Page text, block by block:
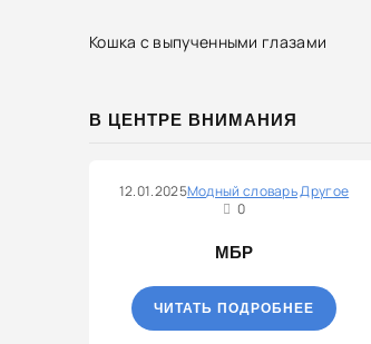
Кошка с выпученными глазами
В ЦЕНТРЕ ВНИМАНИЯ
12.01.2025Модный словарьДругое
0
МБР
ЧИТАТЬ ПОДРОБНЕЕ